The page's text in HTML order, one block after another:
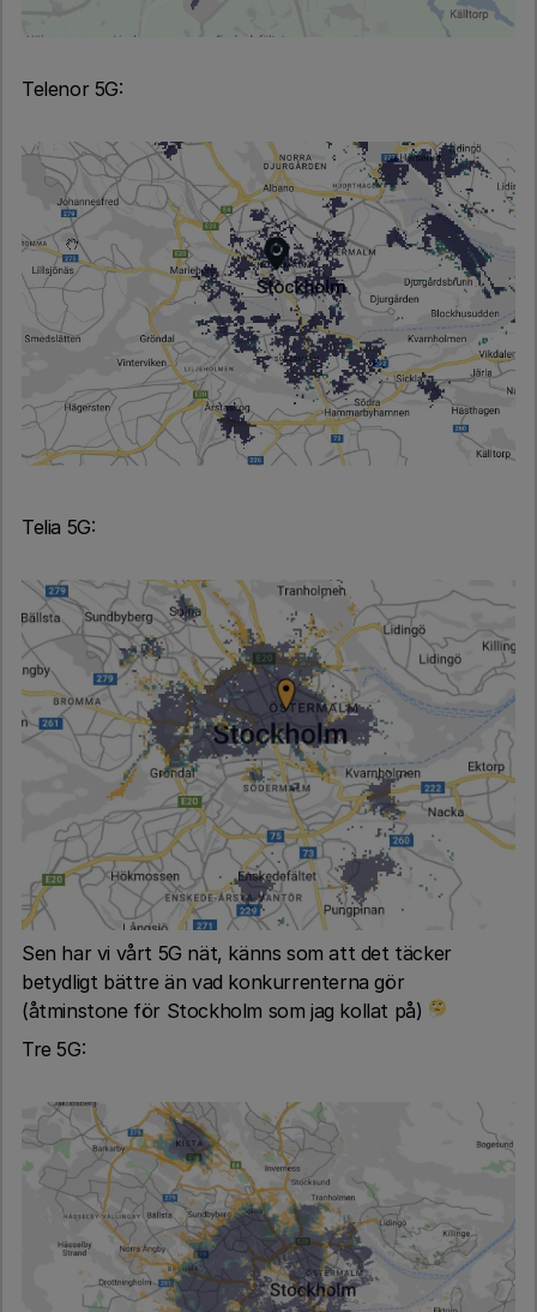
Telenor 5G:
Telia 5G:
Sen har vi vårt 5G nät, känns som att det täcker
betydligt bättre än vad konkurrenterna gör
(åtminstone för Stockholm som jag kollat på)
Tre 5G: